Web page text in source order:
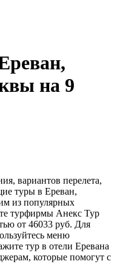
на 9
вариантов перелета,
туры в Ереван,
из популярных
турфирмы Анекс Тур
от 46033 руб. Для
меню
тур в отели Еревана
которые помогут с